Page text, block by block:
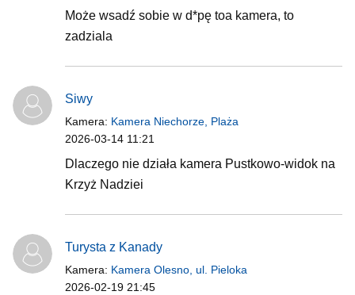
Może wsadź sobie w d*pę toa kamera, to
zadziala
Siwy
Kamera: Kamera Niechorze, Plaża
2026-03-14 11:21
Dlaczego nie działa kamera Pustkowo-widok na
Krzyż Nadziei
Turysta z Kanady
Kamera: Kamera Olesno, ul. Pieloka
2026-02-19 21:45